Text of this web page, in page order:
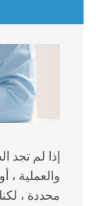
إذا لم تجد
والعملية ،
محددة ،